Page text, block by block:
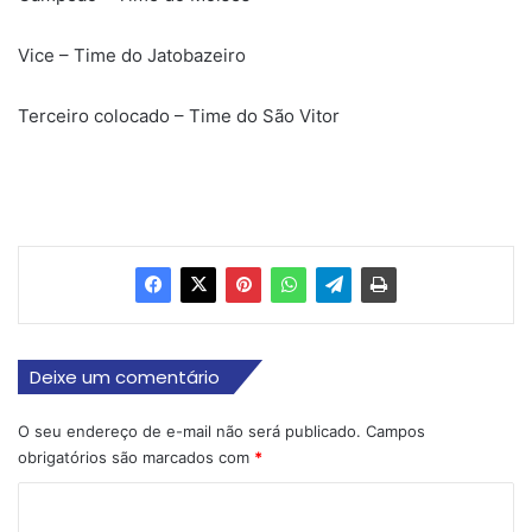
Vice – Time do Jatobazeiro
Terceiro colocado – Time do São Vitor
Deixe um comentário
O seu endereço de e-mail não será publicado. Campos
obrigatórios são marcados com *